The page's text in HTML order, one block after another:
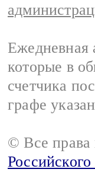
Ежедневная
которые в
счетчика
графе
© Все права